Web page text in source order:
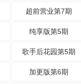
超前营业第7期
纯享版第5期
歌手后花园第5期
加更版第6期